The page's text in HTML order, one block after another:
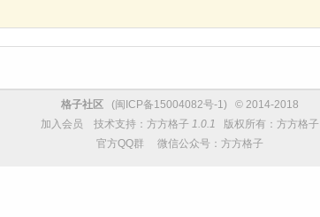
格子社区(闽ICP备15004082号-1) © 2014-2018
加入会员 技术支持： 方方格子 1.0.1 版权所有：方方格子
官方QQ群 微信公众号：方方格子